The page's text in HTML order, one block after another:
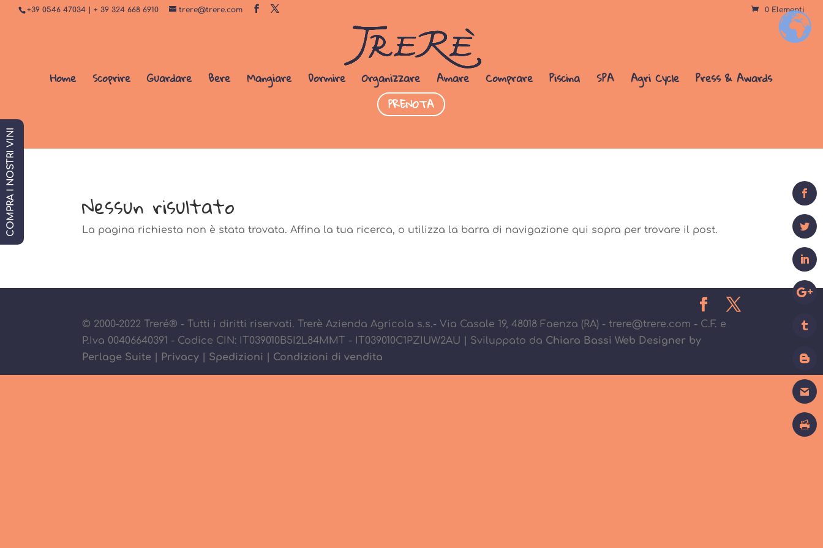
+39 0546 47034 | + 39 324 668 6910 trere@trere.com 0 Elementi
Home Scoprire Guardare Bere Mangiare Dormire Organizzare Amare Comprare Piscina SPA Agri Cycle
Press & Awards
PRENOTA
Nessun risultato
La pagina richiesta non è stata trovata. Affina la tua ricerca, o utilizza la barra di navigazione qui sopra per trovare il post.
© 2000-2022 Treré® - Tutti i diritti riservati. Trerè Azienda Agricola s.s.- Via Casale 19, 48018 Faenza (RA) - trere@trere.com - C.F. e
P.Iva 00406640391 - Codice CIN: IT039010B5I2L84MMT - IT039010C1PZIUW2AU | Sviluppato da Chiara Bassi Web Designer by
Perlage Suite
Privacy Spedizioni Condizioni di vendita
+
COMPRA I NOSTRI VINI